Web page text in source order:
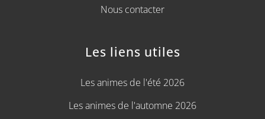
Nous contacter
Les liens utiles
Les animes de l'été 2026
Les animes de l'automne 2026